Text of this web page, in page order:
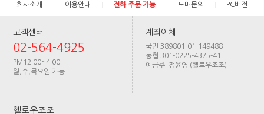
회사소개 이용안내 전화 주문 가능 도매문의 PC버전
고객센터
02-564-4925
PM12:00~4:00
월,수,목요일 가능
계좌이체
국민 389801-01-149488
농협 301-0225-4375-41
예금주: 정윤영 (헬로우조조)
헬로우조조